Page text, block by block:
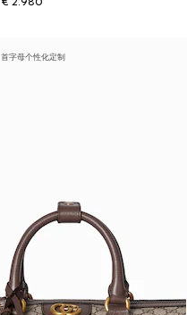
首字母个性化定制